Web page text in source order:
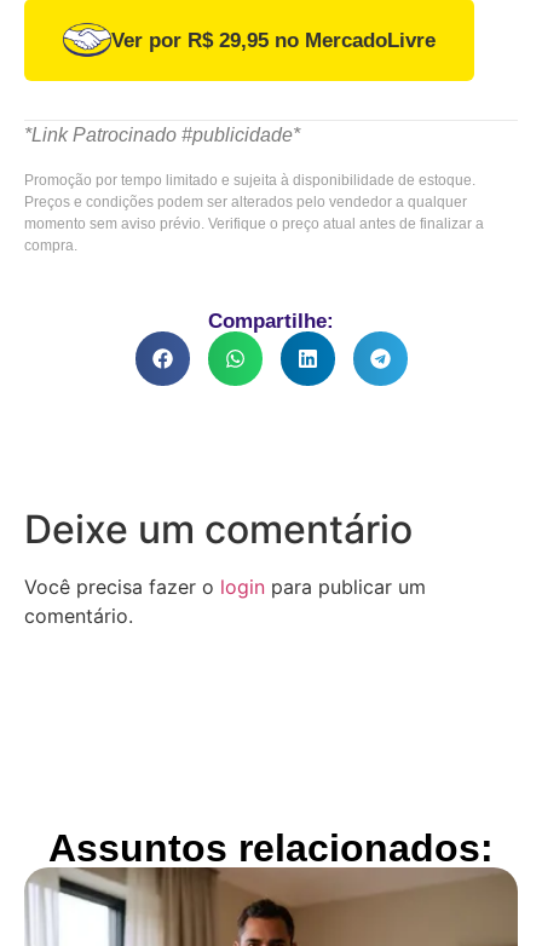
Ver por R$ 29,95 no MercadoLivre
*Link Patrocinado #publicidade*
Promoção por tempo limitado e sujeita à disponibilidade de estoque.
Preços e condições podem ser alterados pelo vendedor a qualquer
momento sem aviso prévio. Verifique o preço atual antes de finalizar a
compra.
Compartilhe:
Deixe um comentário
Você precisa fazer o login para publicar um
comentário.
Assuntos relacionados: